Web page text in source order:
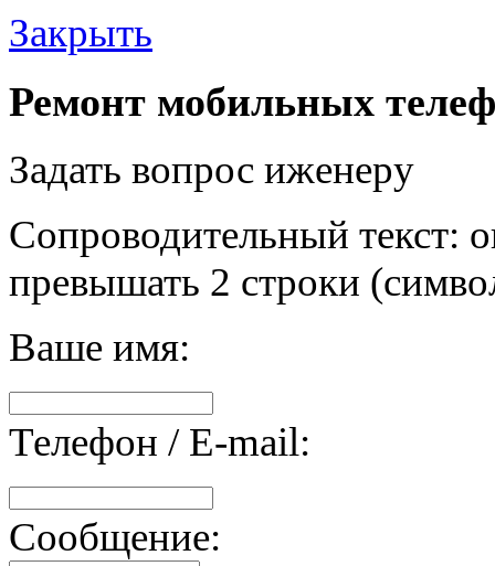
Закрыть
Ремонт мобильных
Задать вопрос иженеру
Сопроводительный текст:
превышать 2 строки
Ваше имя:
Телефон / E-mail:
Сообщение: